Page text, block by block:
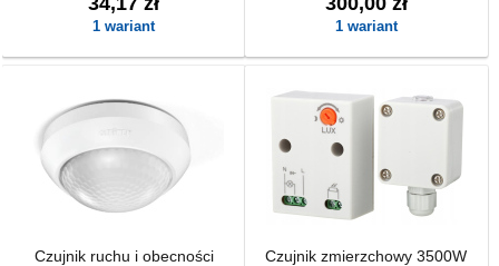
1 wariant 1 wariant
Czujnik ruchu i obecności
Czujnik zmierzchowy 3500W